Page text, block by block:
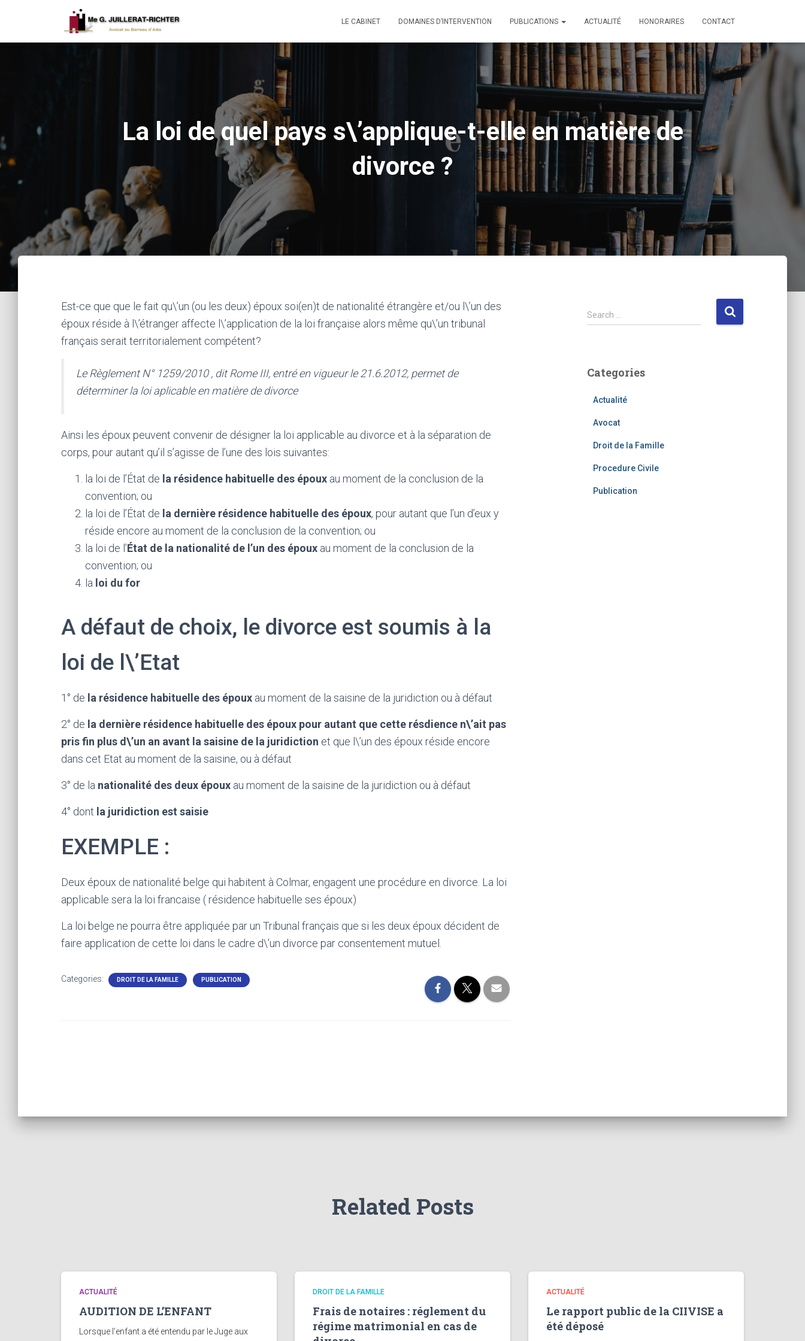
LE CABINET DOMAINES D’INTERVENTION PUBLICATIONS ACTUALITÉ HONORAIRES CONTACT
La loi de quel pays s\’applique-t-elle en matière de
divorce ?
Est-ce que que le fait qu\’un (ou les deux) époux soi(en)t de nationalité étrangère et/ou l\’un des
époux réside à l\’étranger affecte l\’application de la loi française alors même qu\’un tribunal
français serait territorialement compétent?
Le Règlement N° 1259/2010 , dit Rome III, entré en vigueur le 21.6.2012, permet de
déterminer la loi aplicable en matière de divorce
Ainsi les époux peuvent convenir de désigner la loi applicable au divorce et à la séparation de
corps, pour autant qu’il s’agisse de l’une des lois suivantes:
la loi de l’État de la résidence habituelle des époux au moment de la conclusion de la
convention; ou
la loi de l’État de la dernière résidence habituelle des époux, pour autant que l’un d’eux y
réside encore au moment de la conclusion de la convention; ou
la loi de l’État de la nationalité de l’un des époux au moment de la conclusion de la
convention; ou
la loi du for
A défaut de choix, le divorce est soumis à la
loi de l\’Etat
1° de la résidence habituelle des époux au moment de la saisine de la juridiction ou à défaut
2° de la dernière résidence habituelle des époux pour autant que cette résdience n\’ait pas
pris fin plus d\’un an avant la saisine de la juridiction et que l\’un des époux réside encore
dans cet Etat au moment de la saisine, ou à défaut
3° de la nationalité des deux époux au moment de la saisine de la juridiction ou à défaut
4° dont la juridiction est saisie
EXEMPLE :
Deux époux de nationalité belge qui habitent à Colmar, engagent une procédure en divorce. La loi
applicable sera la loi francaise ( résidence habituelle ses époux)
La loi belge ne pourra être appliquée par un Tribunal français que si les deux époux décident de
faire application de cette loi dans le cadre d\’un divorce par consentement mutuel.
Categories: DROIT DE LA FAMILLE PUBLICATION
S
e
h
Search …
Categories
Actualité
Avocat
Droit de la Famille
Procedure Civile
Publication
Related Posts
ACTUALITÉ
AUDITION DE L’ENFANT
Lorsque l’enfant a été entendu par le Juge aux
DROIT DE LA FAMILLE
Frais de notaires : réglement du
régime matrimonial en cas de
ACTUALITÉ
Le rapport public de la CIIVISE a
été déposé